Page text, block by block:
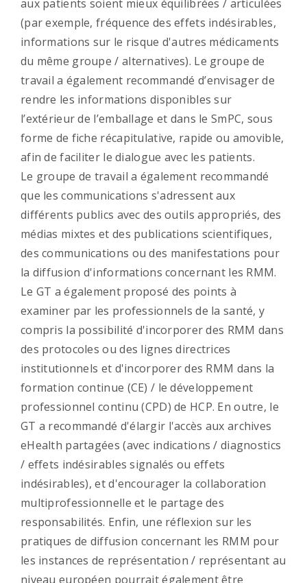
aux patients soient mieux équilibrées / articulées
(par exemple, fréquence des effets indésirables,
informations sur le risque d'autres médicaments
du même groupe / alternatives). Le groupe de
travail a également recommandé d’envisager de
rendre les informations disponibles sur
l’extérieur de l’emballage et dans le SmPC, sous
forme de fiche récapitulative, rapide ou amovible,
afin de faciliter le dialogue avec les patients.
Le groupe de travail a également recommandé
que les communications s'adressent aux
différents publics avec des outils appropriés, des
médias mixtes et des publications scientifiques,
des communications ou des manifestations pour
la diffusion d'informations concernant les RMM.
Le GT a également proposé des points à
examiner par les professionnels de la santé, y
compris la possibilité d'incorporer des RMM dans
des protocoles ou des lignes directrices
institutionnels et d'incorporer des RMM dans la
formation continue (CE) / le développement
professionnel continu (CPD) de HCP. En outre, le
GT a recommandé d'élargir l'accès aux archives
eHealth partagées (avec indications / diagnostics
/ effets indésirables signalés ou effets
indésirables), et d'encourager la collaboration
multiprofessionnelle et le partage des
responsabilités. Enfin, une réflexion sur les
pratiques de diffusion concernant les RMM pour
les instances de représentation / représentant au
niveau européen pourrait également être